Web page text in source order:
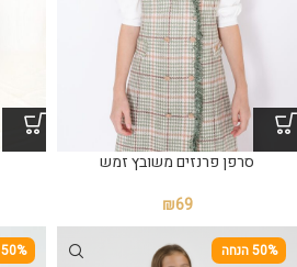
סרפן פרנזים משובץ זמש
₪69
50% הנחה 50% הנחה